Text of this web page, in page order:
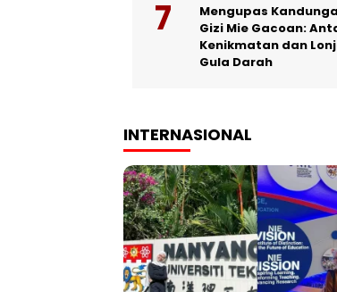
Mengupas
Gizi Mie Gacoan:
Kenikmatan dan
Gula Darah
INTERNASIONAL